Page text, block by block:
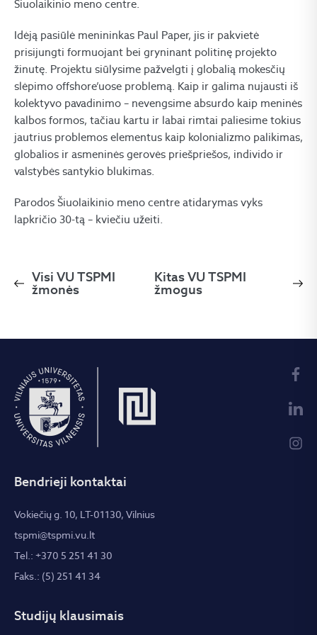
Šiuolaikinio meno centre.
Idėją pasiūlė menininkas Paul Paper, jis ir pakvietė
prisijungti formuojant bei gryninant politinę projekto
žinutę. Projektu siūlysime pažvelgti į globalią mokesčių
slėpimo offshore’uose problemą. Kaip ir galima nujausti iš
kolektyvo pavadinimo – nevengsime absurdo kaip meninės
kalbos formos, tačiau kartu ir labai rimtai paliesime tokius
jautrius problemos elementus kaip kolonializmo palikimas,
globalios ir asmeninės gerovės priešpriešos, individo ir
valstybės santykio blukimas.
Parodos Šiuolaikinio meno centre atidarymas vyks
lapkričio 30-tą – kviečiu užeiti.
Visi VU TSPMI
žmonės
Kitas VU TSPMI
žmogus
Bendrieji kontaktai
Vokiečių g. 10, LT-01130, Vilnius
tspmi@tspmi.vu.lt
Tel.: +370 5 251 41 30
Faks.: (5) 251 41 34
Studijų klausimais